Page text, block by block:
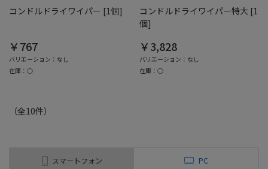
コンドルドライワイパー [1個]
￥767
バリエーション：なし
在庫：○
コンドルドライワイパー特大 [1
個]
￥3,828
バリエーション：なし
在庫：○
（全10件）
スマートフォン PC